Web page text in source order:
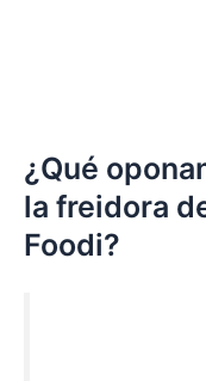
¿Qué
la freidora
Foodi?